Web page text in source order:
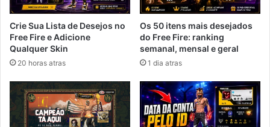
Crie Sua Lista de Desejos no
Free Fire e Adicione
Qualquer Skin
20 horas atras
Os 50 itens mais desejados
do Free Fire: ranking
semanal, mensal e geral
1 dia atras